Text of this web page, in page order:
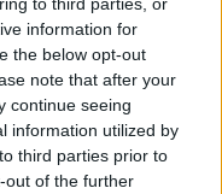
information for
the below opt-out
note that after your
continue seeing
information utilized by
third parties prior to
out of the further
tra l'iniziativa
che ha finito per
di Livorno e quella di
Val di Cecina.